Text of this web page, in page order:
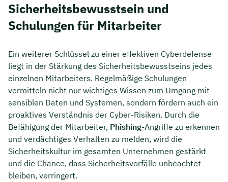
Sicherheitsbewusstsein und
Schulungen für Mitarbeiter
Ein weiterer Schlüssel zu einer effektiven Cyberdefense
liegt in der Stärkung des Sicherheitsbewusstseins jedes
einzelnen Mitarbeiters. Regelmäßige Schulungen
vermitteln nicht nur wichtiges Wissen zum Umgang mit
sensiblen Daten und Systemen, sondern fördern auch ein
proaktives Verständnis der Cyber-Risiken. Durch die
Befähigung der Mitarbeiter, Phishing-Angriffe zu erkennen
und verdächtiges Verhalten zu melden, wird die
Sicherheitskultur im gesamten Unternehmen gestärkt
und die Chance, dass Sicherheitsvorfälle unbeachtet
bleiben, verringert.